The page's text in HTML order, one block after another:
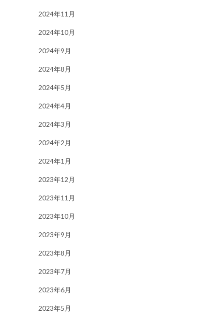
2024年11月
2024年10月
2024年9月
2024年8月
2024年5月
2024年4月
2024年3月
2024年2月
2024年1月
2023年12月
2023年11月
2023年10月
2023年9月
2023年8月
2023年7月
2023年6月
2023年5月